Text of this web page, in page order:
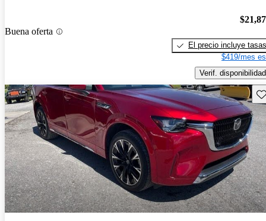
Buena oferta
El precio incluye tasas
$419/mes
Verif. disponibilidad